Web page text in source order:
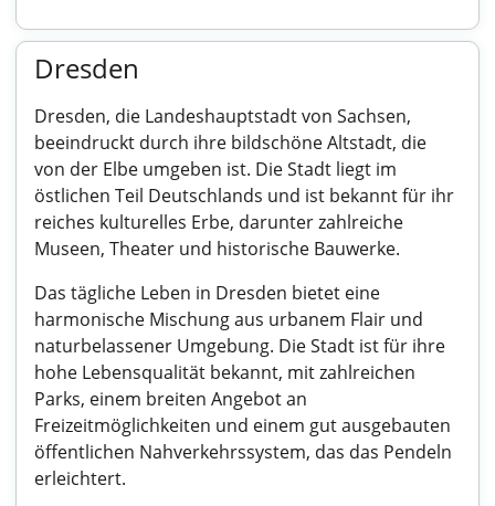
Dresden
Dresden, die Landeshauptstadt von Sachsen,
beeindruckt durch ihre bildschöne Altstadt, die
von der Elbe umgeben ist. Die Stadt liegt im
östlichen Teil Deutschlands und ist bekannt für ihr
reiches kulturelles Erbe, darunter zahlreiche
Museen, Theater und historische Bauwerke.
Das tägliche Leben in Dresden bietet eine
harmonische Mischung aus urbanem Flair und
naturbelassener Umgebung. Die Stadt ist für ihre
hohe Lebensqualität bekannt, mit zahlreichen
Parks, einem breiten Angebot an
Freizeitmöglichkeiten und einem gut ausgebauten
öffentlichen Nahverkehrssystem, das das Pendeln
erleichtert.